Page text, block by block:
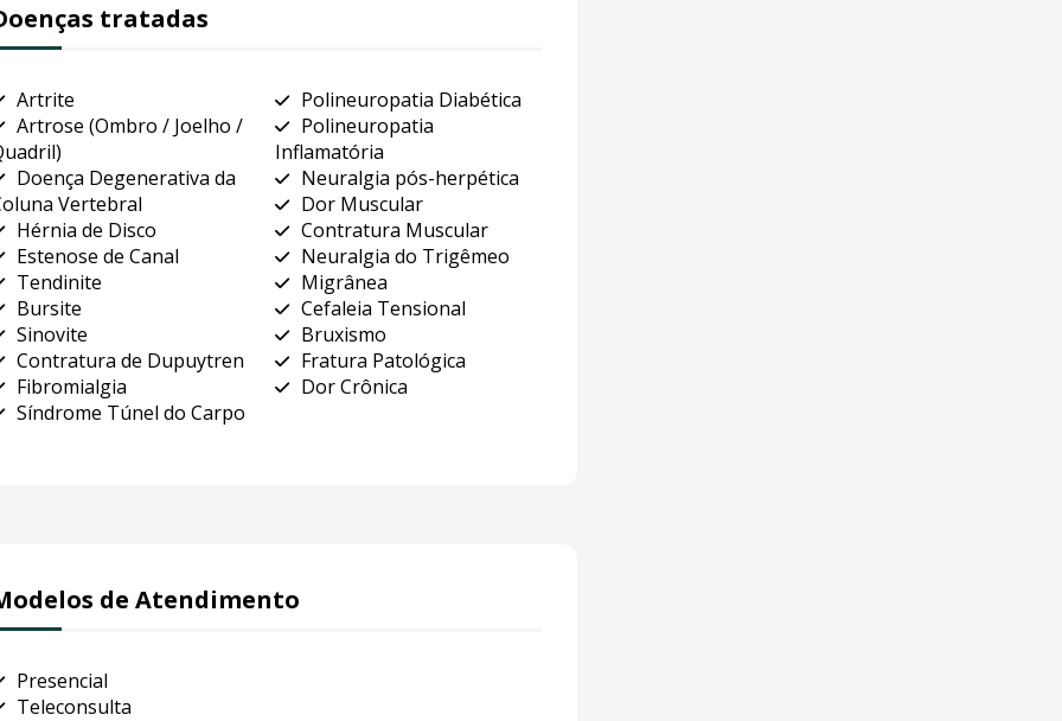
tratadas
Artrite
Artrose (Ombro / Joelho /
Doença Degenerativa da
Vertebral
Hérnia de Disco
Estenose de Canal
Tendinite
Bursite
Sinovite
Contratura de Dupuytren
Fibromialgia
Síndrome Túnel do Carpo
Polineuropatia Diabética
Polineuropatia
Inflamatória
Neuralgia pós-herpética
Dor Muscular
Contratura Muscular
Neuralgia do Trigêmeo
Migrânea
Cefaleia Tensional
Bruxismo
Fratura Patológica
Dor Crônica
de Atendimento
Presencial
Teleconsulta